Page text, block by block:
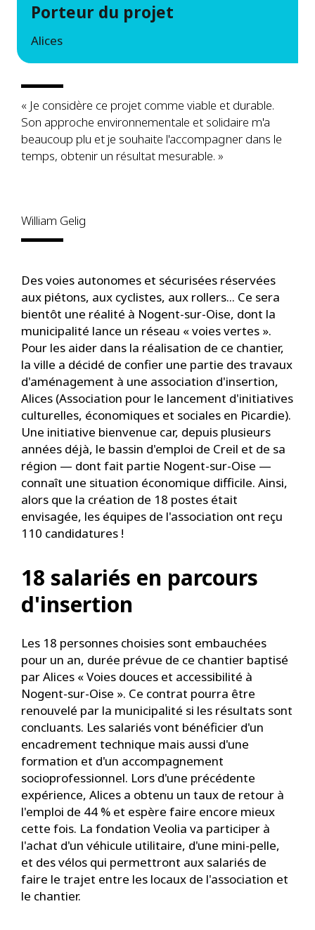
Porteur du projet
Alices
« Je considère ce projet comme viable et durable.
Son approche environnementale et solidaire m'a
beaucoup plu et je souhaite l'accompagner dans le
temps, obtenir un résultat mesurable. »
William Gelig
Des voies autonomes et sécurisées réservées
aux piétons, aux cyclistes, aux rollers... Ce sera
bientôt une réalité à Nogent-sur-Oise, dont la
municipalité lance un réseau « voies vertes ».
Pour les aider dans la réalisation de ce chantier,
la ville a décidé de confier une partie des travaux
d'aménagement à une association d'insertion,
Alices (Association pour le lancement d'initiatives
culturelles, économiques et sociales en Picardie).
Une initiative bienvenue car, depuis plusieurs
années déjà, le bassin d'emploi de Creil et de sa
région — dont fait partie Nogent-sur-Oise —
connaît une situation économique difficile. Ainsi,
alors que la création de 18 postes était
envisagée, les équipes de l'association ont reçu
110 candidatures !
18 salariés en parcours
d'insertion
Les 18 personnes choisies sont embauchées
pour un an, durée prévue de ce chantier baptisé
par Alices « Voies douces et accessibilité à
Nogent-sur-Oise ». Ce contrat pourra être
renouvelé par la municipalité si les résultats sont
concluants. Les salariés vont bénéficier d'un
encadrement technique mais aussi d'une
formation et d'un accompagnement
socioprofessionnel. Lors d'une précédente
expérience, Alices a obtenu un taux de retour à
l'emploi de 44 % et espère faire encore mieux
cette fois. La fondation Veolia va participer à
l'achat d'un véhicule utilitaire, d'une mini-pelle,
et des vélos qui permettront aux salariés de
faire le trajet entre les locaux de l'association et
le chantier.